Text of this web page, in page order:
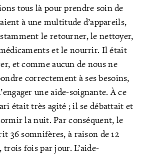
tous là pour prendre soin de
à une multitude d’appareils,
le retourner, le nettoyer,
et le nourrir. Il était
et comme aucun de nous ne
correctement à ses besoins,
une aide-soignante. À ce
était très agité ; il se débattait et
la nuit. Par conséquent, le
36 somnifères, à raison de 12
fois par jour. L’aide-